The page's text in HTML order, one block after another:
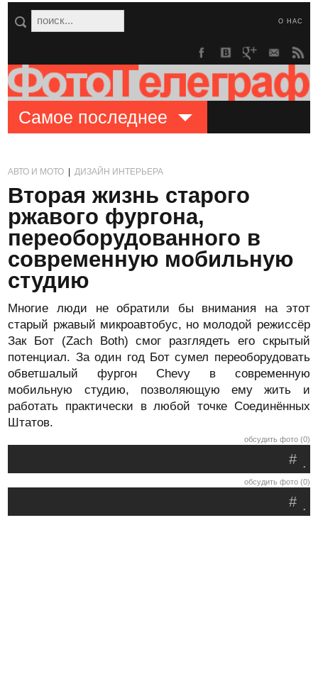
О НАС
Самое последнее
АВТО И МОТО |ДИЗАЙН ИНТЕРЬЕРА
Вторая жизнь старого
ржавого фургона,
переоборудованного в
современную мобильную
студию
Многие люди не обратили бы внимания на этот
старый ржавый микроавтобус, но молодой режиссёр
Зак Бот (Zach Both) смог разглядеть его скрытый
потенциал. За один год Бот сумел переоборудовать
обветшалый фургон Chevy в современную
мобильную студию, позволяющую ему жить и
работать практически в любой точке Соединённых
Штатов.
обсудить фото (0)
.
#
обсудить фото (0)
.
#